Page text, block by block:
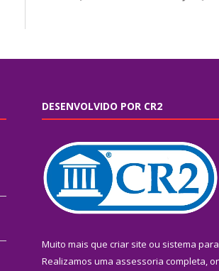
DESENVOLVIDO POR CR2
Muito mais que criar site ou sistema
Realizamos uma assessoria completa,